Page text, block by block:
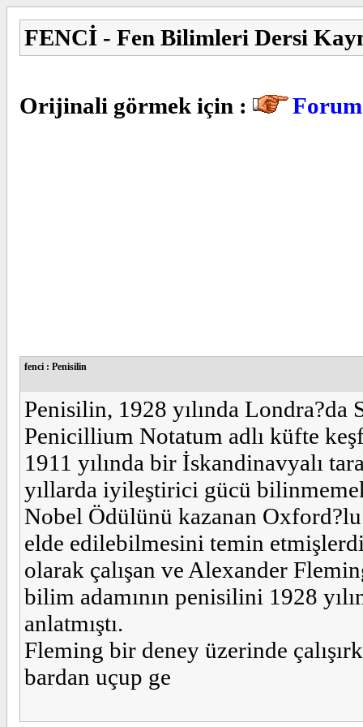
FENCİ - Fen Bilimleri Dersi
Orijinali görmek için :
fenci : Penisilin
Penisilin, 1928 yılında Londra?da
Penicillium Notatum adlı küfte
1911 yılında bir İskandinavyalı
yıllarda iyileştirici gücü
Nobel Ödülünü kazanan
elde edilebilmesini temin
olarak çalışan ve Alexander
bilim adamının penisilini 1928
anlatmıştı.
Fleming bir deney üzerinde
bardan uçup ge